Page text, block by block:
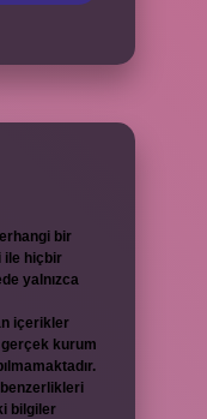
bir
ile hiçbir
yalnızca
içerikler
gerçek kurum
bilgiler